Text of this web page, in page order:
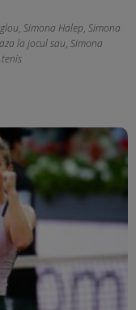
, Simona Halep, Simona
la jocul sau, Simona
tenis